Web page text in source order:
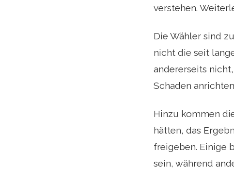
verstehen.
Die Wähler sind
nicht die seit
andererseits
Schaden
Hinzu kommen
hätten, das
freigeben. Einige
sein, während